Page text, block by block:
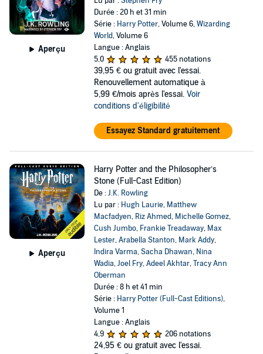
Aperçu
Durée : 20 h et 31 min
Série : Harry Potter, Volume 6,Wizarding
World, Volume 6
Langue : Anglais
5,0
455 notations
39,95 € ou gratuit avec l'essai.
Renouvellement automatique à
5,99 €/mois après l'essai. Voir
conditions d'éligibilité
Essayez Standard gratuitement
Aperçu
Harry Potter and the Philosopher’s
Stone (Full-Cast Edition)
De :J.K. Rowling
Lu par : Hugh Laurie, Matthew
Macfadyen, Riz Ahmed, Michelle Gomez,
Cush Jumbo, Frankie Treadaway, Max
Lester,Arabella Stanton, Mark Addy,
Indira Varma,Sacha Dhawan, Nina
Wadia,Joel Fry,Adeel Akhtar,Tracy Ann
Oberman
Durée : 8 h et 41 min
Série : Harry Potter (Full-Cast Editions),
Volume 1
Langue : Anglais
4,9
206 notations
24,95 € ou gratuit avec l'essai.